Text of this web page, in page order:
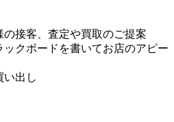
接客、査定や買取のご提案
クボードを書いてお店のアピー
出し